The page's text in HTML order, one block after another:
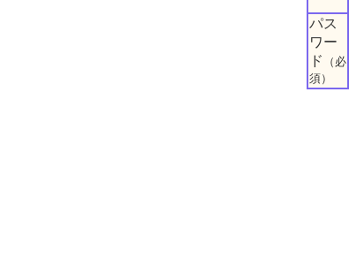
パス
ワー
ド
（必
須）